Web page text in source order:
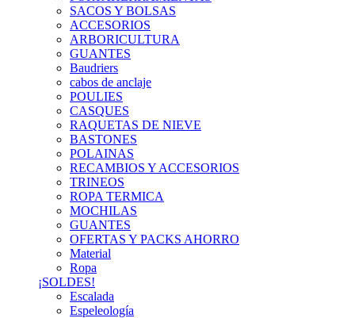
SACOS Y BOLSAS
ACCESORIOS
ARBORICULTURA
GUANTES
Baudriers
cabos de anclaje
POULIES
CASQUES
RAQUETAS DE NIEVE
BASTONES
POLAINAS
RECAMBIOS Y ACCESORIOS
TRINEOS
ROPA TERMICA
MOCHILAS
GUANTES
OFERTAS Y PACKS AHORRO
Material
Ropa
¡SOLDES!
Escalada
Espeleología